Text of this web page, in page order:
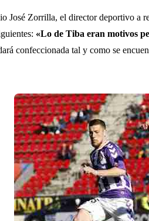
José Zorrilla, el director deportivo a
«Lo de Tiba eran motivos
confeccionada tal y como se